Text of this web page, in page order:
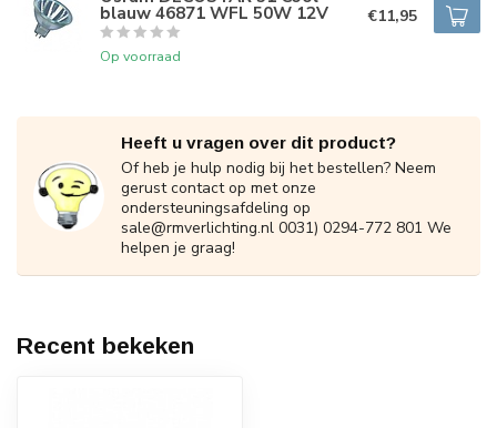
blauw 46871 WFL 50W 12V
Op voorraad
€11,95
Heeft u vragen over dit product?
Of heb je hulp nodig bij het bestellen? Neem
gerust contact op met onze
ondersteuningsafdeling op
sale@rmverlichting.nl 0031) 0294-772 801 We
helpen je graag!
Recent bekeken